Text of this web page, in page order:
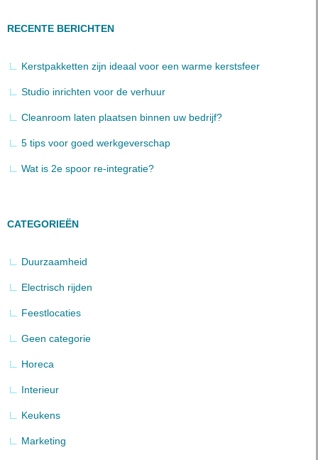
RECENTE BERICHTEN
Kerstpakketten zijn ideaal voor een warme kerstsfeer
Studio inrichten voor de verhuur
Cleanroom laten plaatsen binnen uw bedrijf?
5 tips voor goed werkgeverschap
Wat is 2e spoor re-integratie?
CATEGORIEËN
Duurzaamheid
Electrisch rijden
Feestlocaties
Geen categorie
Horeca
Interieur
Keukens
Marketing